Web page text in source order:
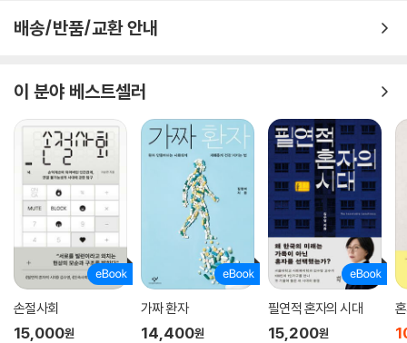
뒤바꾸는 동력이 되고 있음도 발견한다.
지은은 의료는 단지 전문가들의 영역이 아니며 노화/질병과 관련되어 돌
할 필요를 강조한다. 특히 비정상적인 삶에 대한 우리의 공포가 결국 노화
와 질병에 대한 두려움을 키운다고 설파하면서, 치매 등에 대해 우리가 느
끼는 두려움의 구조를 근원적으로 성찰한다. 코로나19를 계기로 돌봄의
위기, 돌봄의 공백이라는 문제제기가 활성화되었지만 여전히 돌봄은 서비
스의 일종으로 다루어지고 있고, 그 서비스를 제공받을 권리가 시장을 매
개로 논의되고 있다. 하지만 돌봄의 사회화는 단지 요양시설의 증가와 요
양보호사 확충으로 이루어지는 것은 아니다. 인간은 누구나 취약할 수밖에
없다는 것을 제대로 받아들이고, 돌봄과 의존을 중심으로 시민성을 새롭게
고민할 때, 고통이 외면당하지 않고 좋은 삶과 죽음을 향한 공동의 삶이 확
장될 것이다.
배송/반품/교환 안내
이 분야 베스트셀러
손절사회
15,000원
가짜 환자
14,400원
필연적 혼자의 시대
15,200원